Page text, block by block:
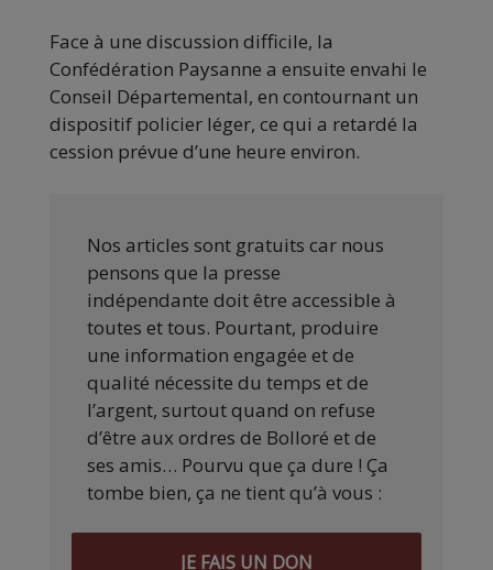
Face à une discussion difficile, la
Confédération Paysanne a ensuite envahi le
Conseil Départemental, en contournant un
dispositif policier léger, ce qui a retardé la
cession prévue d’une heure environ.
Nos articles sont gratuits car nous
pensons que la presse
indépendante doit être accessible à
toutes et tous. Pourtant, produire
une information engagée et de
qualité nécessite du temps et de
l’argent, surtout quand on refuse
d’être aux ordres de Bolloré et de
ses amis… Pourvu que ça dure ! Ça
tombe bien, ça ne tient qu’à vous :
JE FAIS UN DON